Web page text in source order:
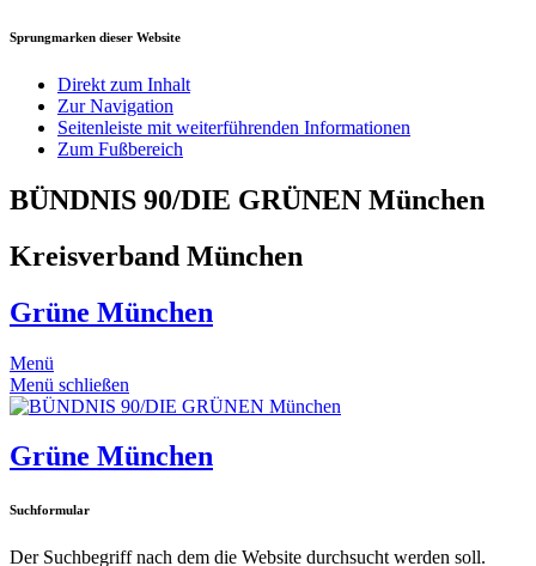
Sprungmarken dieser Website
Direkt zum Inhalt
Zur Navigation
Seitenleiste mit weiterführenden Informationen
Zum Fußbereich
BÜNDNIS 90/DIE GRÜNEN München
Kreisverband München
Grüne München
Menü
Menü schließen
Grüne München
Suchformular
Der Suchbegriff nach dem die Website durchsucht werden soll.